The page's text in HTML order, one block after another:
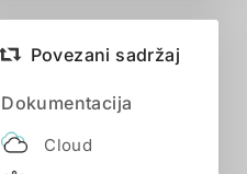
Povezani sadržaj
Dokumentacija
Cloud